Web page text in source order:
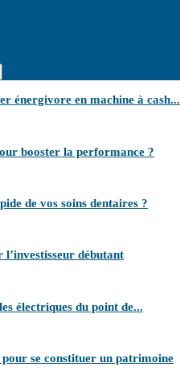
énergivore en machine à cash...
booster la performance ?
de vos soins dentaires ?
débutant
électriques du point de...
se constituer un patrimoine